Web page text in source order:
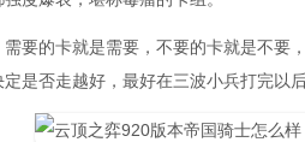
要的卡就是需要，不要的卡就是不要
是否走越好，最好在三波小兵打完以